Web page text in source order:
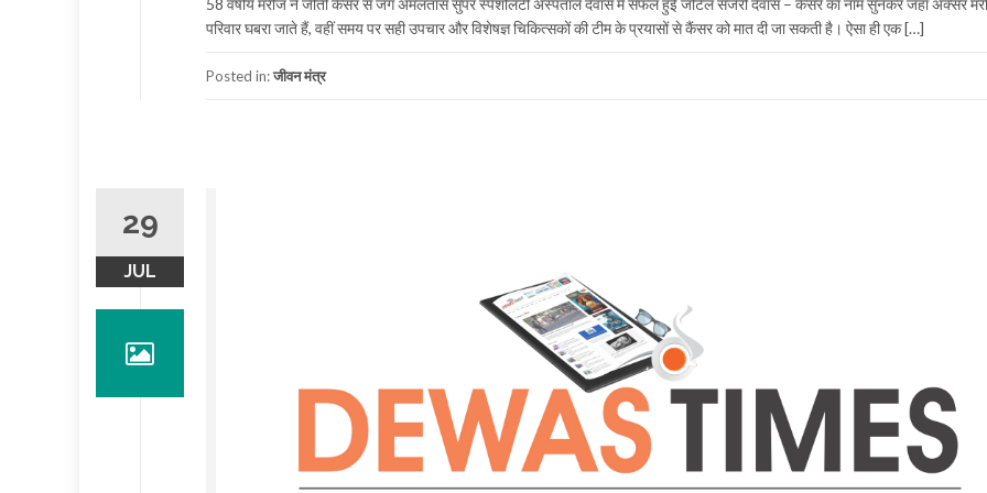
58 वर्षीय मरीज ने जीती कैंसर से जंग अमलतास सुपर स्पेशलिटी अस्पताल देवास में सफल हुई जटिल सर्जरी देवास – कैंसर का नाम सुनकर जहां अक्सर
परिवार घबरा जाते हैं, वहीं समय पर सही उपचार और विशेषज्ञ चिकित्सकों की टीम के प्रयासों से कैंसर को मात दी जा सकती है। ऐसा ही एक […]
Posted in:जीवन मंत्र
29
JUL